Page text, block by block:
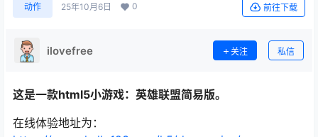
动作 25年10月6日 0 前往下载
ilovefree 关注 私信
这是一款html5小游戏：英雄联盟简易版。
在线体验地址为：